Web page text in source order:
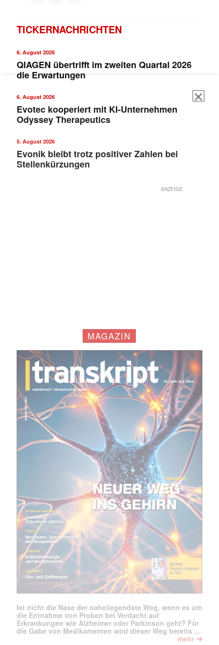
Mit dem |transkript-Newsletter
jede Woche aktuell informiert.
(erforderlich)
TICKERNACHRICHTEN
6. August 2026
QIAGEN übertrifft im zweiten Quartal 2026
die Erwartungen
6. August 2026
Evotec kooperiert mit KI-Unternehmen
Odyssey Therapeutics
5. August 2026
Evonik bleibt trotz positiver Zahlen bei
Stellenkürzungen
ANZEIGE
MAGAZIN
Ist nicht die Nase der naheliegendste Weg, wenn es um
die Entnahme von Proben bei Verdacht auf
Erkrankungen wie Alzheimer oder Parkinson geht? Für
die Gabe von Medikamenten wird dieser Weg bereits …
mehr ➔